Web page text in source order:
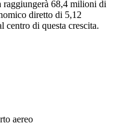
68,4 milioni di
diretto di 5,12
centro di questa crescita.
aereo